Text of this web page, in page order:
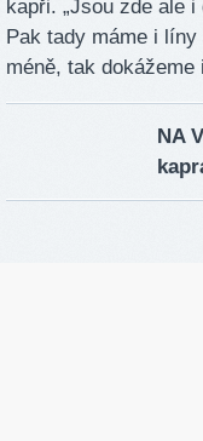
kapři. „Jsou zde ale
Pak tady máme i
méně, tak
NA